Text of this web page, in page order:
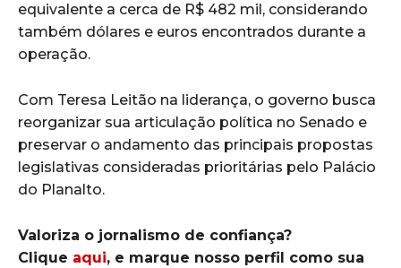
equivalente a cerca de R$ 482 mil, considerando
também dólares e euros encontrados durante a
operação.
Com Teresa Leitão na liderança, o governo busca
reorganizar sua articulação política no Senado e
preservar o andamento das principais propostas
legislativas consideradas prioritárias pelo Palácio
do Planalto.
Valoriza o jornalismo de confiança?
Clique aqui, e marque nosso perfil como sua